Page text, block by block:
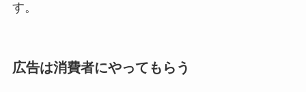
す。
広告は消費者にやってもらう